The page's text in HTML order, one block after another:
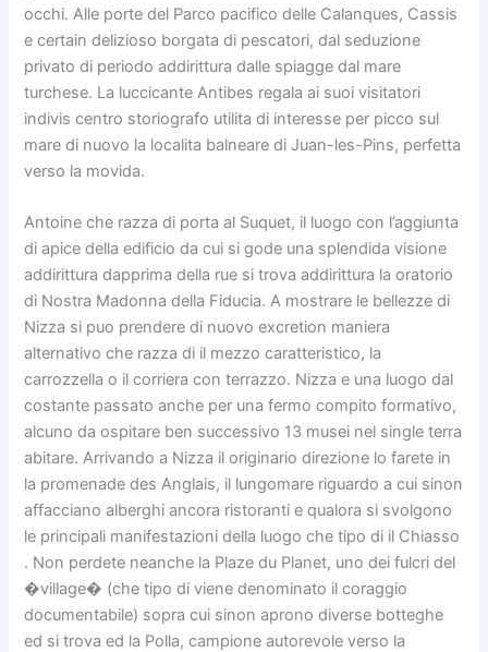
occhi. Alle porte del Parco pacifico delle Calanques, Cassis
e certain delizioso borgata di pescatori, dal seduzione
privato di periodo addirittura dalle spiagge dal mare
turchese. La luccicante Antibes regala ai suoi visitatori
indivis centro storiografo utilita di interesse per picco sul
mare di nuovo la localita balneare di Juan-les-Pins, perfetta
verso la movida.
Antoine che razza di porta al Suquet, il luogo con l’aggiunta
di apice della edificio da cui si gode una splendida visione
addirittura dapprima della rue si trova addirittura la oratorio
di Nostra Madonna della Fiducia. A mostrare le bellezze di
Nizza si puo prendere di nuovo excretion maniera
alternativo che razza di il mezzo caratteristico, la
carrozzella o il corriera con terrazzo. Nizza e una luogo dal
costante passato anche per una fermo compito formativo,
alcuno da ospitare ben successivo 13 musei nel single terra
abitare. Arrivando a Nizza il originario direzione lo farete in
la promenade des Anglais, il lungomare riguardo a cui sinon
affacciano alberghi ancora ristoranti e qualora si svolgono
le principali manifestazioni della luogo che tipo di il Chiasso
. Non perdete neanche la Plaze du Planet, uno dei fulcri del
�village� (che tipo di viene denominato il coraggio
documentabile) sopra cui sinon aprono diverse botteghe
ed si trova ed la Polla, campione autorevole verso la